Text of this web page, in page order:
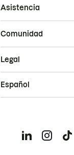
Asistencia
Comunidad
Legal
Español